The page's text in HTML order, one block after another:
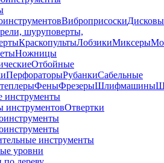
Виброприсоски
шуруповерты,
КраскопультыЛобзикиМиксеры
Ножницы
Отбойные
ПерфораторыРубанкиСабельные
ФеныФрезерыШлифмашины
инструменты
инструментовОтвертки
инструменты
уровни